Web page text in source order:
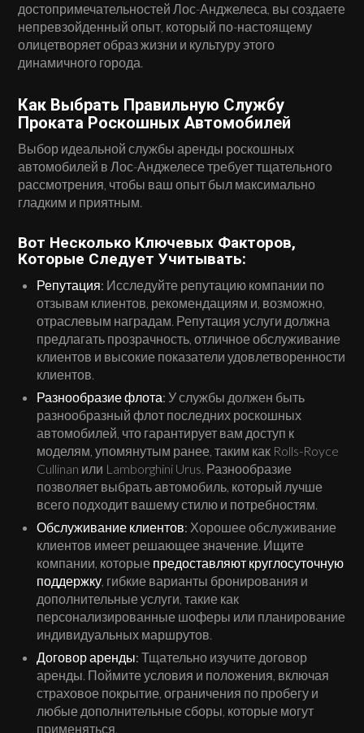
достопримечательностей Лос-Анджелеса, вы создаете
непревзойденный опыт, который по-настоящему
олицетворяет образ жизни и культуру этого
динамичного города.
Как Выбрать Правильную Службу
Проката Роскошных Автомобилей
Выбор идеальной службы аренды роскошных
автомобилей в Лос-Анджелесе требует тщательного
рассмотрения, чтобы ваш опыт был максимально
гладким и приятным.
Вот Несколько Ключевых Факторов,
Которые Следует Учитывать:
Репутация: Исследуйте репутацию компании по
отзывам клиентов, рекомендациям и, возможно,
отраслевым наградам. Репутация услуги должна
предлагать прозрачность, отличное обслуживание
клиентов и высокие показатели удовлетворенности
клиентов.
Разнообразие флота: У службы должен быть
разнообразный флот последних роскошных
автомобилей, что гарантирует вам доступ к
моделям, упомянутым ранее, таким как Rolls-Royce
Cullinan или Lamborghini Urus. Разнообразие
позволяет выбрать автомобиль, который лучше
всего подходит вашему стилю и потребностям.
Обслуживание клиентов: Хорошее обслуживание
клиентов имеет решающее значение. Ищите
компании, которые предоставляют круглосуточную
поддержку , гибкие варианты бронирования и
дополнительные услуги, такие как
персонализированные шоферы или планирование
индивидуальных маршрутов.
Договор аренды: Тщательно изучите договор
аренды. Поймите условия и положения, включая
страховое покрытие, ограничения по пробегу и
любые дополнительные сборы, которые могут
применяться.